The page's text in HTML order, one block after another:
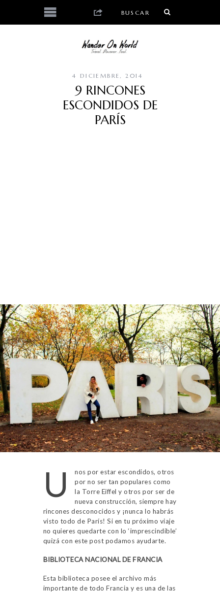
4 DICIEMBRE, 2014
9 RINCONES
ESCONDIDOS DE
PARÍS
U
nos por estar escondidos, otros
por no ser tan populares como
la Torre Eiffel y otros por ser de
nueva construcción, siempre hay
rincones desconocidos y ¡nunca lo habrás
visto todo de París! Si en tu próximo viaje
no quieres quedarte con lo ‘imprescindible’
quizá con este post podamos ayudarte.
BIBLIOTECA NACIONAL DE FRANCIA
Esta biblioteca posee el archivo más
importante de todo Francia y es una de las